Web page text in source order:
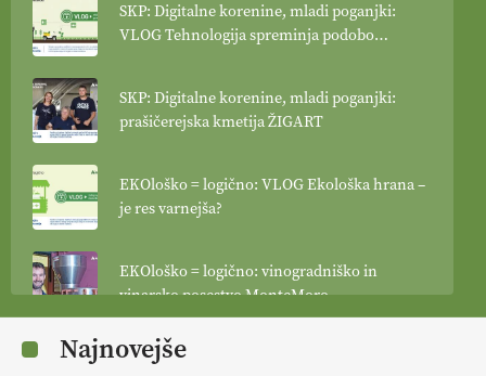
SKP: Digitalne korenine, mladi poganjki:
VLOG Tehnologija spreminja podobo
SKP: Digitalne korenine, mladi poganjki:
prašičerejska kmetija ŽIGART
EKOloško = logično: VLOG Ekološka hrana –
je res varnejša?
EKOloško = logično: vinogradniško in
vinarsko posestvo MonteMoro
EKOloško = logično: ekološka kmetija
Najnovejše